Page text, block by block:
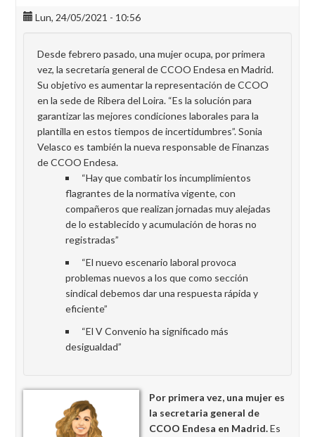
Lun, 24/05/2021 - 10:56
Desde febrero pasado, una mujer ocupa, por primera
vez, la secretaría general de CCOO Endesa en Madrid.
Su objetivo es aumentar la representación de CCOO
en la sede de Ribera del Loira. “Es la solución para
garantizar las mejores condiciones laborales para la
plantilla en estos tiempos de incertidumbres”. Sonia
Velasco es también la nueva responsable de Finanzas
de CCOO Endesa.
“Hay que combatir los incumplimientos
flagrantes de la normativa vigente, con
compañeros que realizan jornadas muy alejadas
de lo establecido y acumulación de horas no
registradas”
“El nuevo escenario laboral provoca
problemas nuevos a los que como sección
sindical debemos dar una respuesta rápida y
eficiente”
“El V Convenio ha significado más
desigualdad”
Por primera vez, una mujer es
la secretaria general de
CCOO Endesa en Madrid.Es